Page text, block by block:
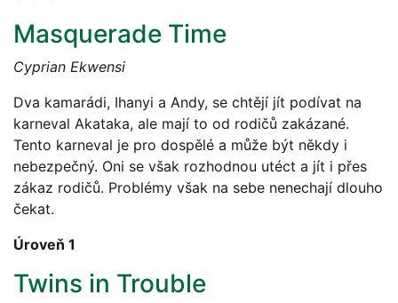
Masquerade Time
Cyprian Ekwensi
Dva kamarádi, Ihanyi a Andy, se chtějí jít podívat na
karneval Akataka, ale mají to od rodičů zakázané.
Tento karneval je pro dospělé a může být někdy i
nebezpečný. Oni se však rozhodnou utéct a jít i přes
zákaz rodičů. Problémy však na sebe nenechají dlouho
čekat.
Úroveň 1
Twins in Trouble